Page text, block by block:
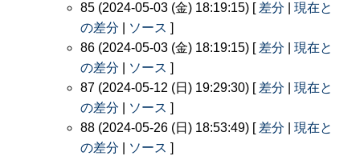
85 (2024-05-03 (金) 18:19:15) [ 差分
現在と
の差分
ソース ]
86 (2024-05-03 (金) 18:19:15) [ 差分
現在と
の差分
ソース ]
87 (2024-05-12 (日) 19:29:30) [ 差分
現在と
の差分
ソース ]
88 (2024-05-26 (日) 18:53:49) [ 差分
現在と
の差分
ソース ]